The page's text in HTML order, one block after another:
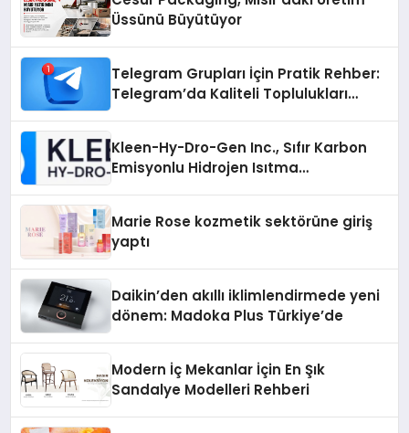
Üssünü Büyütüyor
Telegram Grupları İçin Pratik Rehber:
Telegram’da Kaliteli Toplulukları
Kleen-Hy-Dro-Gen Inc., Sıfır Karbon
Emisyonlu Hidrojen Isıtma
Marie Rose kozmetik sektörüne giriş
yaptı
Daikin’den akıllı iklimlendirmede yeni
dönem: Madoka Plus Türkiye’de
Modern İç Mekanlar İçin En Şık
Sandalye Modelleri Rehberi